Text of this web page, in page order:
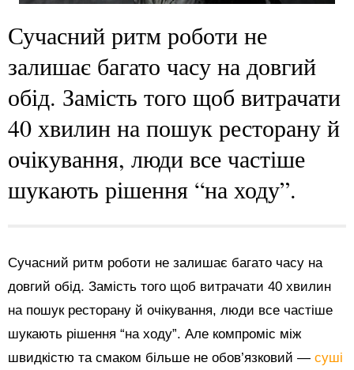
Сучасний ритм роботи не
залишає багато часу на довгий
обід. Замість того щоб витрачати
40 хвилин на пошук ресторану й
очікування, люди все частіше
шукають рішення “на ходу”.
Сучасний ритм роботи не залишає багато часу на
довгий обід. Замість того щоб витрачати 40 хвилин
на пошук ресторану й очікування, люди все частіше
шукають рішення “на ходу”. Але компроміс між
швидкістю та смаком більше не обов’язковий — суші